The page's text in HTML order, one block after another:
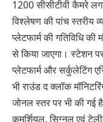
1200 सीसीटीवी कैमरे
विश्लेषण की पांच स्तरीय
प्लेटफार्म की गतिविधि
से किया जाएगा। स्टेशन
प्लेटफार्म और सर्कुलेटिंग
भी राउंड द क्लॉक
जोनल स्तर पर भी की गई
कमर्शियल, सिग्नल एवं